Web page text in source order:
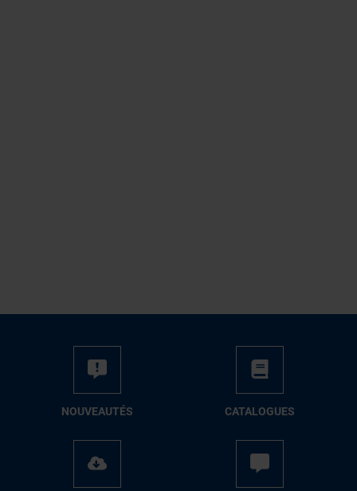
NOUVEAUTÉS CATALOGUES